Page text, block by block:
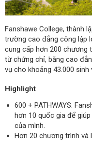
Fanshawe College, thành
trường cao đẳng công lập
cung cấp hơn 200 chương
từ chứng chỉ, bằng cao
vụ cho khoảng 43.000 sinh
Highlight
600 + PATHWAYS:
hơn 10 quốc gia để
của mình.
Hơn 20 chương trình và